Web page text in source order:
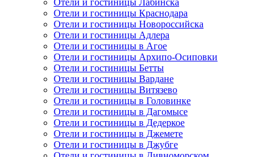
Отели и гостиницы Лабинска
Отели и гостиницы Краснодара
Отели и гостиницы Новороссийска
Отели и гостиницы Адлера
Отели и гостиницы в Агое
Отели и гостиницы Архипо-Осиповки
Отели и гостиницы Бетты
Отели и гостиницы Вардане
Отели и гостиницы Витязево
Отели и гостиницы в Головинке
Отели и гостиницы в Дагомысе
Отели и гостиницы в Дедеркое
Отели и гостиницы в Джемете
Отели и гостиницы в Джубге